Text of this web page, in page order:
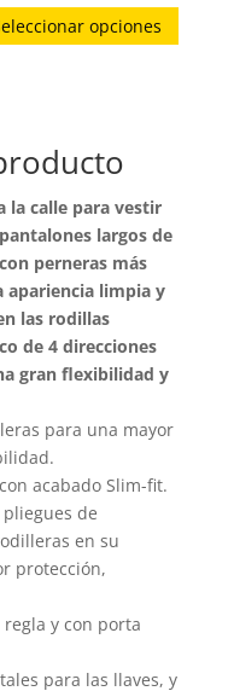
opciones
la calle para vestir
largos de
perneras más
apariencia limpia y
las rodillas
de 4 direcciones
gran flexibilidad y
para una mayor
acabado Slim-fit.
pliegues de
en su
protección,
regla y con porta
para las llaves, y